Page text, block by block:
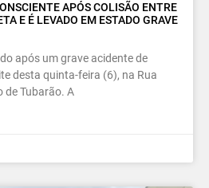
APÓS COLISÃO ENTRE
E É LEVADO EM ESTADO GRAVE
após um grave acidente de
desta quinta-feira (6), na Rua
de Tubarão. A